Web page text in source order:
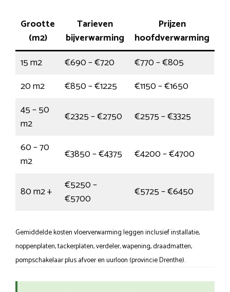
Grootte
(m2)
Tarieven
bijverwarming
Prijzen
hoofdverwarming
15 m2
€690 – €720
€770 – €805
20 m2
€850 – €1225
€1150 – €1650
45 – 50
m2
€2325 – €2750
€2575 – €3325
60 – 70
m2
€3850 – €4375 €4200 – €4700
80 m2 +
€5250 –
€5700
€5725 – €6450
Gemiddelde kosten vloerverwarming leggen inclusief installatie,
noppenplaten, tackerplaten, verdeler, wapening, draadmatten,
pompschakelaar plus afvoer en uurloon (provincie Drenthe).